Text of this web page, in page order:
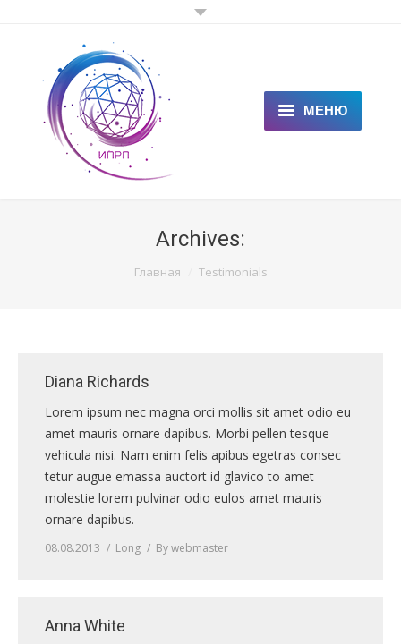
МЕНЮ
ГЛАВНАЯ
СПЕЦИАЛИСТАМ
СТАТЬИ
ПРАВИЛА
КОНСУЛЬТИРОВАНИЯ
КОНТАКТЫ
Archives:
Главная Testimonials
Diana Richards
Lorem ipsum nec magna orci mollis sit amet odio eu
amet mauris ornare dapibus. Morbi pellen tesque
vehicula nisi. Nam enim felis apibus egetras consec
tetur augue emassa auctort id glavico to amet
molestie lorem pulvinar odio eulos amet mauris
ornare dapibus.
08.08.2013 Long Bywebmaster
Anna White